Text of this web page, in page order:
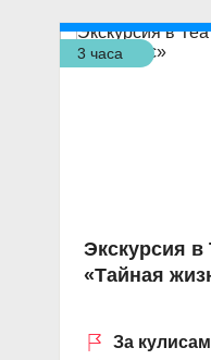
3 часа
Экскурсия в
«Тайная
За